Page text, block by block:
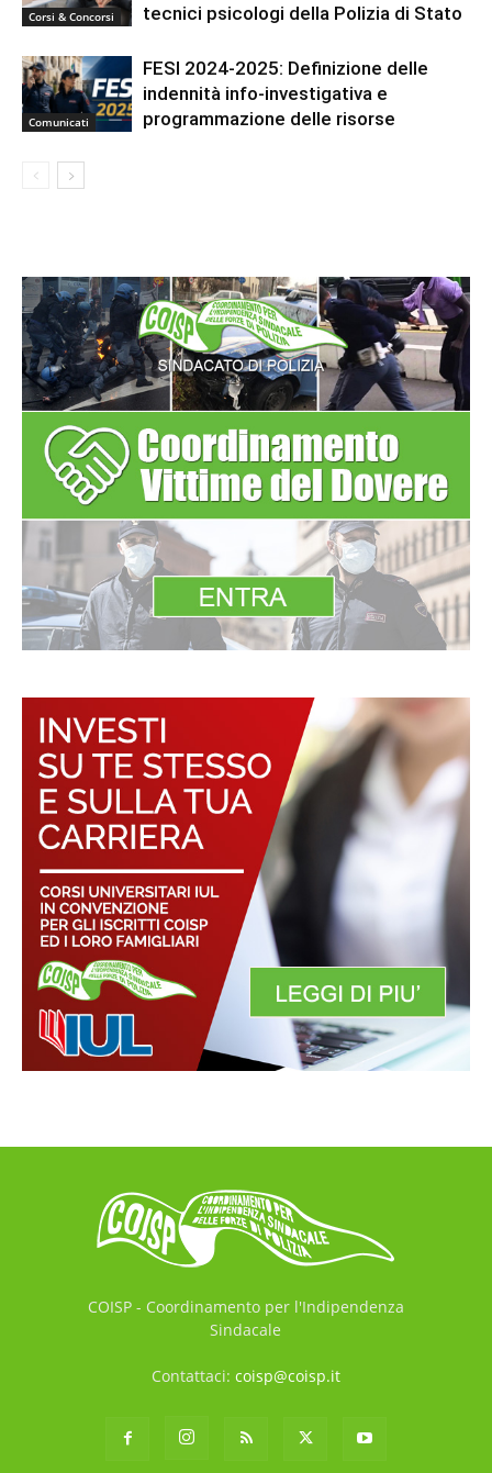
Corsi & Concorsi
tecnici psicologi della Polizia di Stato
Comunicati
FESI 2024-2025: Definizione delle
indennità info-investigativa e
programmazione delle risorse
COISP - Coordinamento per l'Indipendenza
Sindacale
Contattaci: coisp@coisp.it